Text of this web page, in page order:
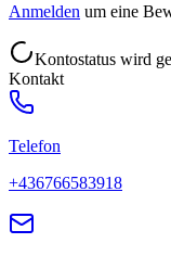
Anmelden um eine
Kontostatus wird
Kontakt
Telefon
+436766583918